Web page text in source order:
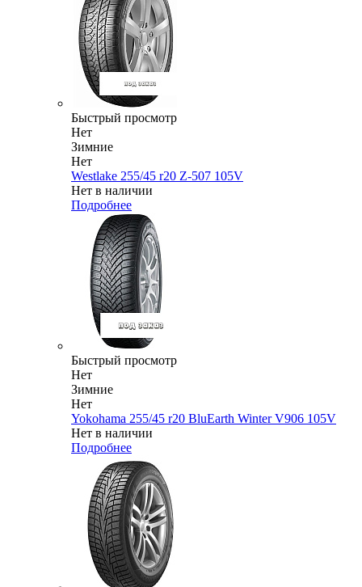
Быстрый просмотр
Нет
Зимние
Нет
Westlake 255/45 r20 Z-507 105V
Нет в наличии
Подробнее
Быстрый просмотр
Нет
Зимние
Нет
Yokohama 255/45 r20 BluEarth Winter V906 105V
Нет в наличии
Подробнее